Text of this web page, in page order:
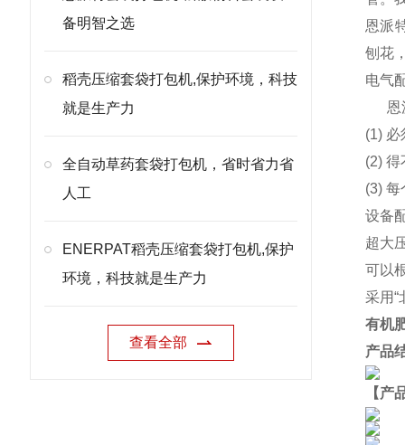
备明智之选
稻壳压缩套袋打包机,保护环境，科技
就是生产力
全自动草药套袋打包机，省时省力省
人工
ENERPAT稻壳压缩套袋打包机,保护
环境，科技就是生产力
查看全部
恩派
刨花
电气
恩
(1)
(2)
(3)
设备
超大
可以
采用“
有机
产品
【产